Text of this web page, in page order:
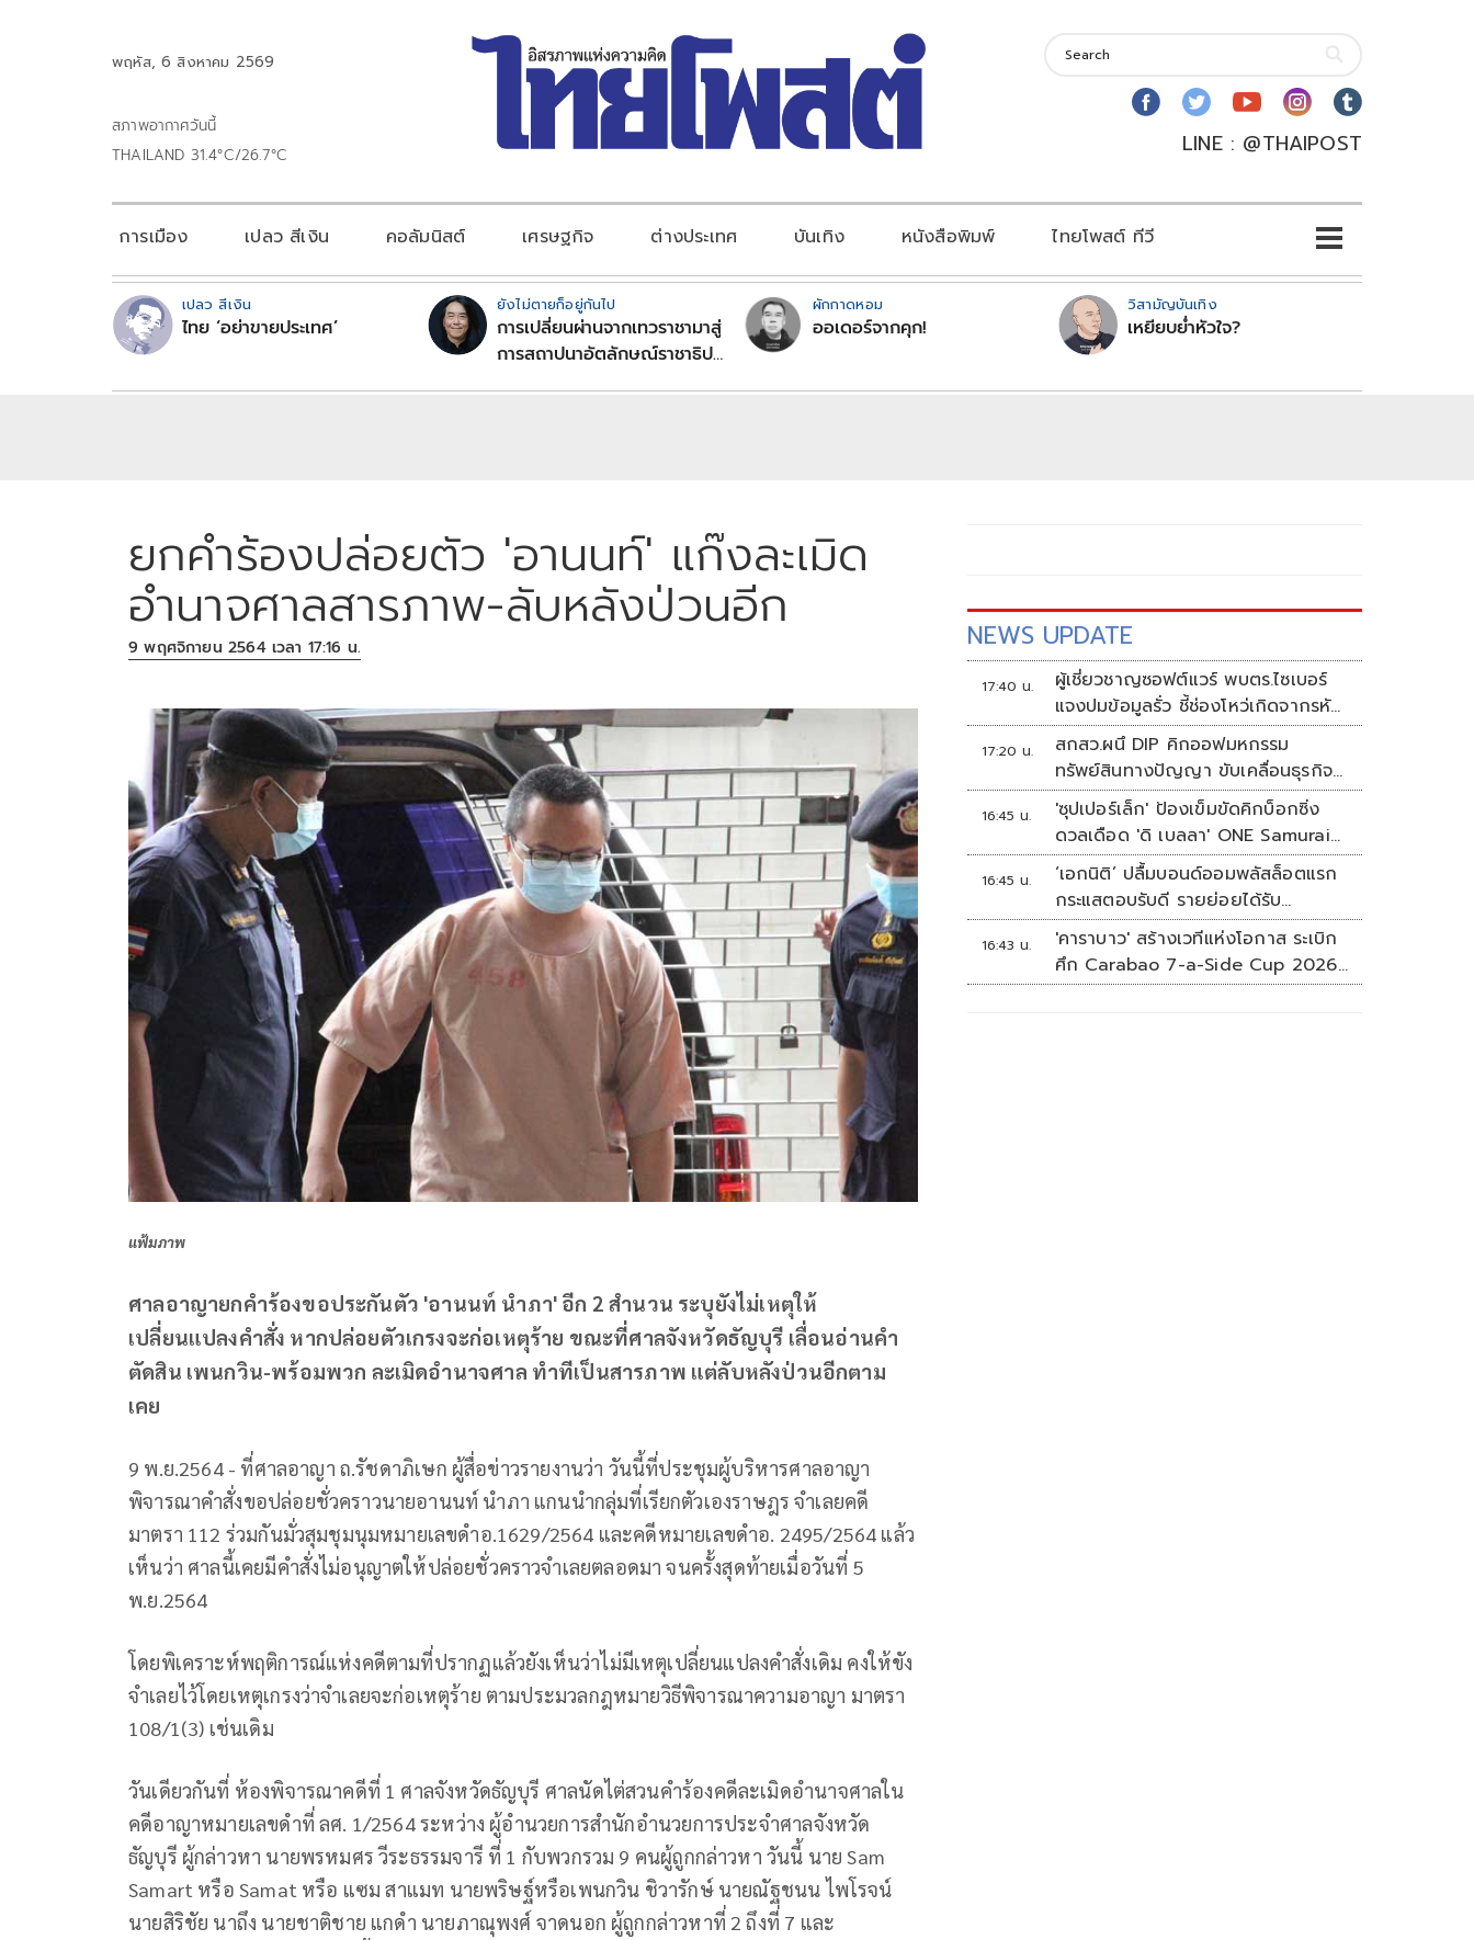
พฤหัส, 6 สิงหาคม 2569
สภาพอากาศวันนี้
THAILAND 31.4°C/26.7°C
LINE : @THAIPOST
การเมือง เปลว สีเงิน คอลัมนิสต์ เศรษฐกิจ ต่างประเทศ บันเทิง หนังสือพิมพ์ ไทยโพสต์ ทีวี
เปลว สีเงิน
ไทย ‘อย่าขายประเทศ’
ยังไม่ตายก็อยู่กันไป
การเปลี่ยนผ่านจากเทวราชามาสู่
การสถาปนาอัตลักษณ์ราชาธิป
ผักกาดหอม
ออเดอร์จากคุก!
วิสามัญบันเทิง
เหยียบย่ำหัวใจ?
ยกคำร้องปล่อยตัว 'อานนท์' แก๊งละเมิด
อำนาจศาลสารภาพ-ลับหลังป่วนอีก
9 พฤศจิกายน 2564 เวลา 17:16 น.
แฟ้มภาพ
ศาลอาญายกคำร้องขอประกันตัว 'อานนท์ นำภา' อีก 2 สำนวน ระบุยังไม่เหตุให้
เปลี่ยนแปลงคำสั่ง หากปล่อยตัวเกรงจะก่อเหตุร้าย ขณะที่ศาลจังหวัดธัญบุรี เลื่อนอ่านคำ
ตัดสิน เพนกวิน-พร้อมพวก ละเมิดอำนาจศาล ทำทีเป็นสารภาพ แต่ลับหลังป่วนอีกตาม
เคย
9 พ.ย.2564 - ที่ศาลอาญา ถ.รัชดาภิเษก ผู้สื่อข่าวรายงานว่า วันนี้ที่ประชุมผู้บริหารศาลอาญา
พิจารณาคำสั่งขอปล่อยชั่วคราวนายอานนท์ นำภา แกนนำกลุ่มที่เรียกตัวเองราษฎร จำเลยคดี
มาตรา 112 ร่วมกันมั่วสุมชุมนุมหมายเลขดำอ.1629/2564 และคดีหมายเลขดำอ. 2495/2564 แล้ว
เห็นว่า ศาลนี้เคยมีคำสั่งไม่อนุญาตให้ปล่อยชั่วคราวจำเลยตลอดมา จนครั้งสุดท้ายเมื่อวันที่ 5
พ.ย.2564
โดยพิเคราะห์พฤติการณ์แห่งคดีตามที่ปรากฏแล้วยังเห็นว่าไม่มีเหตุเปลี่ยนแปลงคำสั่งเดิม คงให้ขัง
จำเลยไว้โดยเหตุเกรงว่าจำเลยจะก่อเหตุร้าย ตามประมวลกฎหมายวิธีพิจารณาความอาญา มาตรา
108/1(3) เช่นเดิม
วันเดียวกันที่ ห้องพิจารณาคดีที่ 1 ศาลจังหวัดธัญบุรี ศาลนัดไต่สวนคําร้องคดีละเมิดอํานาจศาลใน
คดีอาญาหมายเลขดําที่ ลศ. 1/2564 ระหว่าง ผู้อํานวยการสํานักอํานวยการประจําศาลจังหวัด
ธัญบุรี ผู้กล่าวหา นายพรหมศร วีระธรรมจารี ที่ 1 กับพวกรวม 9 คนผู้ถูกกล่าวหา วันนี้ นาย Sam
Samart หรือ Samat หรือ แซม สาแมท นายพริษฐ์หรือเพนกวิน ชิวารักษ์ นายณัฐชนน ไพโรจน์
นายสิริชัย นาถึง นายชาติชาย แกดํา นายภาณุพงศ์ จาดนอก ผู้ถูกกล่าวหาที่ 2 ถึงที่ 7 และ
NEWS UPDATE
17:40 น.
ผู้เชี่ยวชาญซอฟต์แวร์ พบตร.ไซเบอร์
แจงปมข้อมูลรั่ว ชี้ช่องโหว่เกิดจากรหัส
ผ่านจนท.หลุด ไม่ใช่ถูกแฮกระบบ
17:20 น.
สกสว.ผนึ DIP คิกออฟมหกรรม
ทรัพย์สินทางปัญญา ขับเคลื่อนธุรกิจ
ไทยสู่อนาคต
16:45 น.
'ซุปเปอร์เล็ก' ป้องเข็มขัดคิกบ็อกซิ่ง
ดวลเดือด 'ดิ เบลลา' ONE Samurai
4
16:45 น.
‘เอกนิติ’ ปลื้มบอนด์ออมพลัสล็อตแรก
กระแสตอบรับดี รายย่อยได้รับ
จัดสรร2.2หมื่นคน เปิดจองรอบใหม่
ก.ย.นี้
16:43 น.
'คาราบาว' สร้างเวทีแห่งโอกาส ระเบิก
ศึก Carabao 7-a-Side Cup 2026
หาแชมป์ดูบอลที่เวมบลีย์